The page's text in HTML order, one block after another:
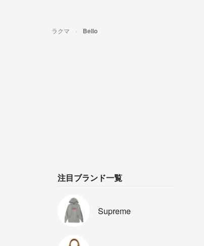
ラクマ Bello
注目ブランド一覧
Supreme